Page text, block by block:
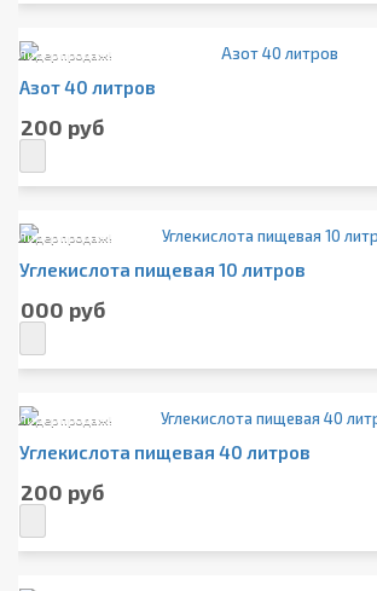
Лидер продаж!
Азот 40 литров
1 200 руб
Лидер продаж!
Углекислота пищевая 10 литров
1 000 руб
Лидер продаж!
Углекислота пищевая 40 литров
1 200 руб